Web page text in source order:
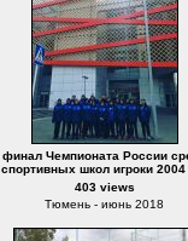
финал Чемпионата России
спортивных школ игроки 2004
403 views
Тюмень - июнь 2018